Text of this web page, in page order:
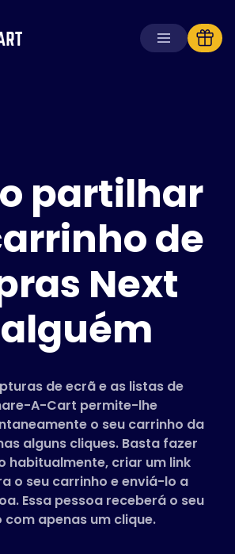
Para consumidores
Para escolas
Para empresas
Obtenha Plus+
Iniciar sessão
Perguntas Frequentes
Guias Práticos
Português
(Portuguese)
partilhar
de
Next
de ecrã e as listas de
A-Cart permite-lhe
o seu carrinho da
alguns cliques. Basta fazer
habitualmente, criar um link
o seu carrinho e enviá-lo a
Essa pessoa receberá o seu
apenas um clique.